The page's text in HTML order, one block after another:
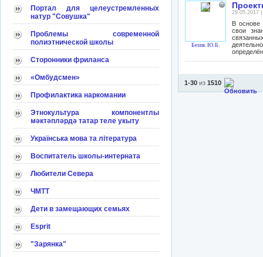
Портал для целеустремленных
натур "Совушка"
Проблемы современной
полиэтнической школы
Сторонники фриланса
«Омбудсмен»
Профилактика наркомании
Этнокультура компонентлы
мәктәпләрдә татар теле укыту
Українська мова та література
Воспитатель школы-интерната
Любители Севера
ЧМТТ
Дети в замещающих семьях
Esprit
"Зарянка"
Безик Ю.Б.
29.05.2017
В основе
свои
1-30из 1510